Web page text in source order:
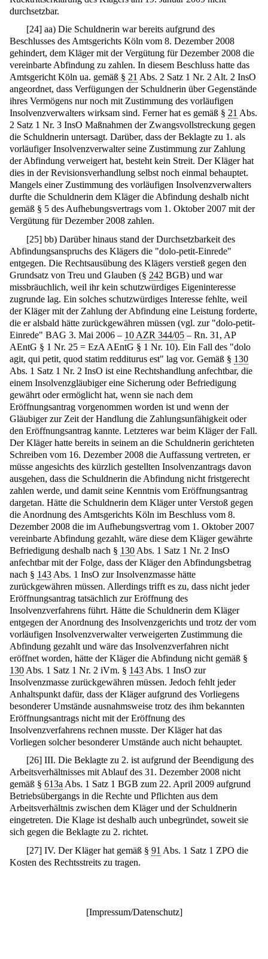
durchsetzbar.
[24] aa) Die Schuldnerin war bereits aufgrund des
Beschlusses des Amtsgerichts Köln vom 8. Dezember 2008
gehindert, dem Kläger mit der Vergütung für Dezember 2008 die
vereinbarte Abfindung zu zahlen. In diesem Beschluss hatte das
Amtsgericht Köln ua. gemäß § 21 Abs. 2 Satz 1 Nr. 2 Alt. 2 InsO
angeordnet, dass Verfügungen der Schuldnerin über Gegenstände
ihres Vermögens nur noch mit Zustimmung des vorläufigen
Insolvenzverwalters wirksam sind. Ferner hat es gemäß § 21 Abs.
2 Satz 1 Nr. 3 InsO Maßnahmen der Zwangsvollstreckung gegen
die Schuldnerin untersagt. Darüber, dass der Beklagte zu 1. als
vorläufiger Insolvenzverwalter seine Zustimmung zur Zahlung
der Abfindung verweigert hat, besteht kein Streit. Der Kläger hat
dies in der Revisionsverhandlung selbst noch einmal behauptet.
Mangels einer Zustimmung des vorläufigen Insolvenzverwalters
durfte die Schuldnerin dem Kläger die Abfindung deshalb nicht
gemäß § 5 des Aufhebungsvertrags vom 1. Oktober 2007 mit der
Vergütung für Dezember 2008 zahlen.
[25] bb) Darüber hinaus stand der Durchsetzbarkeit des
Abfindungsanspruchs des Klägers die "dolo-petit-Einrede"
entgegen. Die Rechtsausübung des Klägers verstieß gegen den
Grundsatz von Treu und Glauben (§ 242 BGB) und war
missbräuchlich, weil ihr kein schutzwürdiges Eigeninteresse
zugrunde lag. Ein solches schutzwürdiges Interesse fehlte, weil
der Kläger mit der Zahlung der Abfindung eine Leistung forderte,
die er alsbald hätte zurückgewähren müssen (vgl. zur "dolo-petit-
Einrede" BAG 3. Mai 2006 – 10 AZR 344/05 – Rn. 31, AP
AEntG § 1 Nr. 25 = EzA AEntG § 1 Nr. 10). Ein Fall des "dolo
agit, qui petit, quod statim redditurus est" lag vor. Gemäß § 130
Abs. 1 Satz 1 Nr. 2 InsO ist eine Rechtshandlung anfechtbar, die
einem Insolvenzgläubiger eine Sicherung oder Befriedigung
gewährt oder ermöglicht hat, wenn sie nach dem
Eröffnungsantrag vorgenommen worden ist und wenn der
Gläubiger zur Zeit der Handlung die Zahlungsunfähigkeit oder
den Eröffnungsantrag kannte. Letzteres war beim Kläger der Fall.
Der Kläger hatte bereits in seinem an die Schuldnerin gerichteten
Schreiben vom 16. Dezember 2008 die Auffassung vertreten, er
müsse angesichts des kürzlich gestellten Insolvenzantrags davon
ausgehen, dass die Schuldnerin die Abfindung nicht fristgerecht
zahlen werde, und damit seine Kenntnis vom Eröffnungsantrag
dargetan. Hätte die Schuldnerin dem Kläger unter Verstoß gegen
die Anordnung des Amtsgerichts Köln im Beschluss vom 8.
Dezember 2008 die im Aufhebungsvertrag vom 1. Oktober 2007
vereinbarte Abfindung gezahlt, wäre diese dem Kläger gewährte
Befriedigung deshalb nach § 130 Abs. 1 Satz 1 Nr. 2 InsO
anfechtbar mit der Folge, dass der Kläger den Abfindungsbetrag
nach § 143 Abs. 1 InsO zur Insolvenzmasse hätte
zurückgewähren müssen. Allerdings trifft es zu, dass nicht jeder
Eröffnungsantrag tatsächlich zur Eröffnung des
Insolvenzverfahrens führt. Hätte die Schuldnerin dem Kläger
entgegen der Anordnung des Insolvenzgerichts und trotz der vom
vorläufigen Insolvenzverwalter verweigerten Zustimmung die
Abfindung gezahlt und wäre das Insolvenzverfahren nicht
eröffnet worden, hätte der Kläger die Abfindung nicht gemäß §
130 Abs. 1 Satz 1 Nr. 2 iVm. § 143 Abs. 1 InsO zur
Insolvenzmasse zurückgewähren müssen. Jedoch fehlt jeder
Anhaltspunkt dafür, dass der Kläger aufgrund des Vorliegens
besonderer Umstände ausnahmsweise trotz des ihm bekannten
Eröffnungsantrags nicht mit der Eröffnung des
Insolvenzverfahrens rechnen musste. Der Kläger hat das
Vorliegen solcher besonderer Umstände auch nicht behauptet.
[26] III. Die Beklagte zu 2. ist aufgrund der Beendigung des
Arbeitsverhältnisses mit Ablauf des 31. Dezember 2008 nicht
gemäß § 613a Abs. 1 Satz 1 BGB zum 22. April 2009 aufgrund
Betriebsübergangs in die Rechte und Pflichten aus dem
Arbeitsverhältnis zwischen dem Kläger und der Schuldnerin
eingetreten. Die Klage ist deshalb auch unbegründet, soweit sie
sich gegen die Beklagte zu 2. richtet.
[27] IV. Der Kläger hat gemäß §91 Abs. 1 Satz 1 ZPO die
Kosten des Rechtsstreits zu tragen.
[Impressum/Datenschutz]